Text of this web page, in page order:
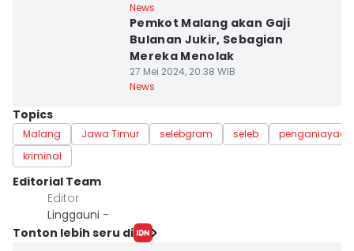
News
Pemkot Malang akan Gaji
Bulanan Jukir, Sebagian
Mereka Menolak
27 Mei 2024, 20:38 WIB
News
Topics
Malang Jawa Timur selebgram seleb
penganiayaan
kriminal
Editorial Team
Editor
Linggauni -
Tonton lebih seru di